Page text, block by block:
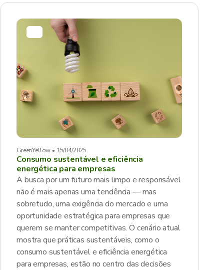
GreenYellow • 15/04/2025
Consumo sustentável e eficiência
energética para empresas
A busca por um futuro mais limpo e responsável
não é mais apenas uma tendência — mas
sobretudo, uma exigência do mercado e uma
oportunidade estratégica para empresas que
querem se manter competitivas. O cenário atual
mostra que práticas sustentáveis, como o
consumo sustentável e eficiência energética
para empresas, estão no centro das decisões